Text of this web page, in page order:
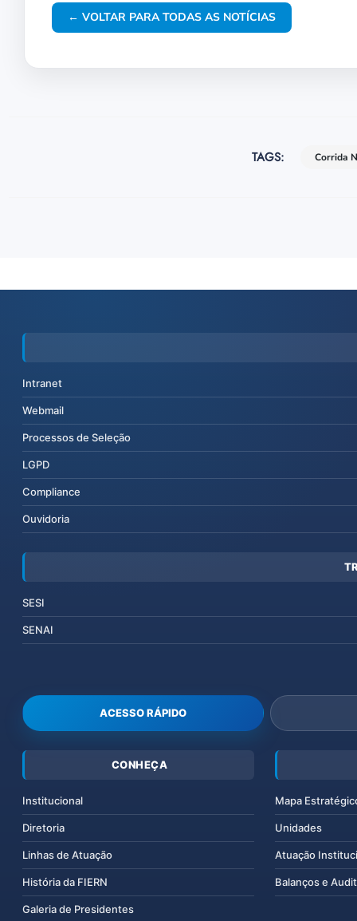
← VOLTAR PARA TODAS AS NOTÍCIAS
TAGS: Corrida
Intranet
Webmail
Processos de Seleção
LGPD
Compliance
Ouvidoria
SESI
SENAI
ACESSO RÁPIDO
CONHEÇA
Institucional
Diretoria
Linhas de Atuação
História da FIERN
Galeria de Presidentes
Mapa
Unidades
Atuação
Balanços e